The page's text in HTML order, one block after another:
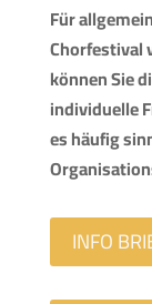
Für
Chorfestival
können Sie
individuelle
es häufig
INFO